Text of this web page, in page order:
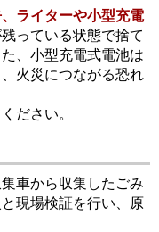
ライターや小型充電
っている状態で捨て
、小型充電式電池は
火災につながる恐れ
ださい。
車から収集したごみ
現場検証を行い、原